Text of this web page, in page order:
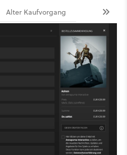
Alter Kaufvorgang